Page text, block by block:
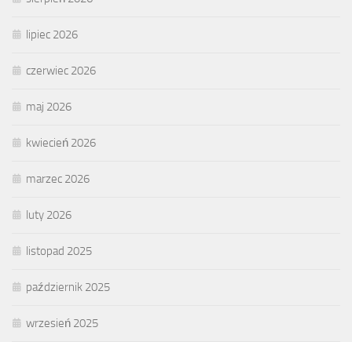
lipiec 2026
czerwiec 2026
maj 2026
kwiecień 2026
marzec 2026
luty 2026
listopad 2025
październik 2025
wrzesień 2025